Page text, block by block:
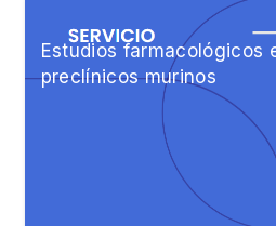
Estudios farmacológicos
preclínicos murinos